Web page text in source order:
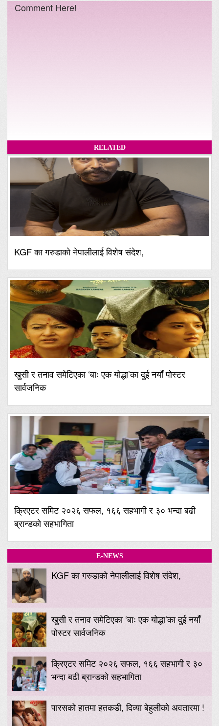
Comment Here!
RELATED
KGF का गरुडाको नेपालीलाई विशेष संदेश,
खुसी र तनाव समेटिएका ‘बाः एक योद्धा’का दुई नयाँ पोस्टर
सार्वजनिक
क्रिएटर समिट २०२६ सफल, १६६ सहभागी र ३० भन्दा बढी
ब्रान्डको सहभागिता
E-NEWS
KGF का गरुडाको नेपालीलाई विशेष संदेश,
खुसी र तनाव समेटिएका ‘बाः एक योद्धा’का दुई नयाँ
पोस्टर सार्वजनिक
क्रिएटर समिट २०२६ सफल, १६६ सहभागी र ३०
भन्दा बढी ब्रान्डको सहभागिता
पारसको हातमा हतकडी, दिव्या बेहुलीको अवतारमा !